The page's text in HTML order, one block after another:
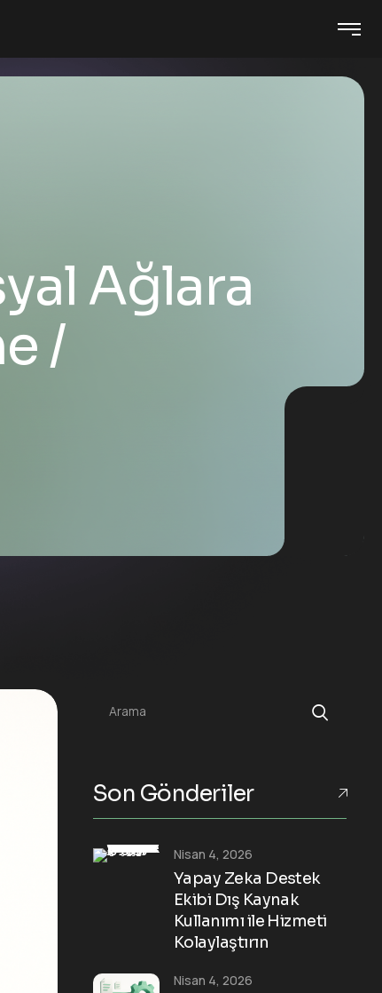
Ağlara
Arama
Son Gönderiler
Yapay Zeka Destek
Ekibi Dış Kaynak
Kullanımı ile Hizmeti
Kolaylaştırın
Nisan 4, 2026
Nisan 4, 2026